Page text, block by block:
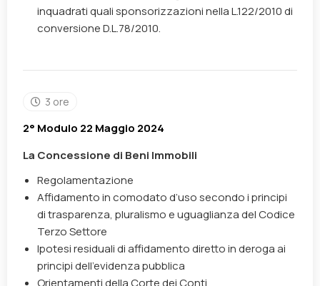
inquadrati quali sponsorizzazioni nella L.122/2010 di
conversione D.L.78/2010.
3 ore
2° Modulo 22 Maggio 2024
La Concessione di Beni Immobili
Regolamentazione
Affidamento in comodato d’uso secondo i principi
di trasparenza, pluralismo e uguaglianza del Codice
Terzo Settore
Ipotesi residuali di affidamento diretto in deroga ai
principi dell’evidenza pubblica
Orientamenti della Corte dei Conti